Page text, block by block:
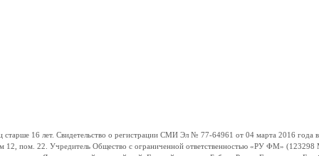
16 лет. Свидетельство о регистрации СМИ Эл № 77-64961 от 04 марта 2016 года
пом. 22. Учредитель Общество с ограниченной ответственностью «РУ ФМ»